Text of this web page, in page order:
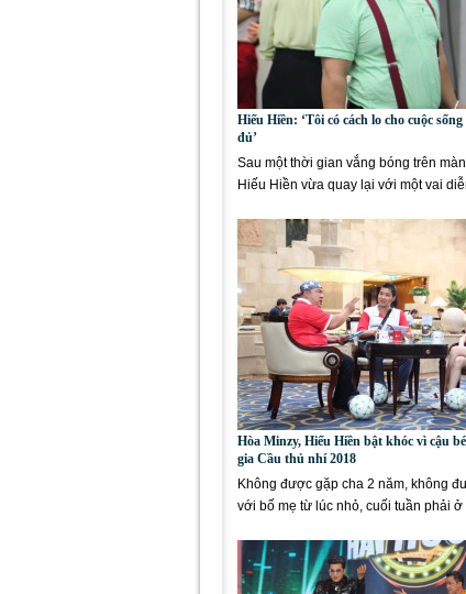
Hiếu Hiền: ‘Tôi có cách lo cho cuộc
đủ’
Sau một thời gian vắng bóng trên
Hiếu Hiền vừa quay lại với một vai
Hòa Minzy, Hiếu Hiền bật khóc vì cậu
gia Cầu thủ nhí 2018
Không được gặp cha 2 năm, không
với bố mẹ từ lúc nhỏ, cuối tuần phải ở